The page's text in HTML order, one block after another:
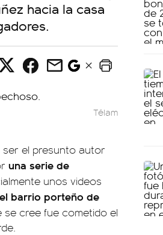
hacia la casa
Télam
ser el presunto autor
una serie de
unos videos
barrio porteño de
se cree fue cometido el